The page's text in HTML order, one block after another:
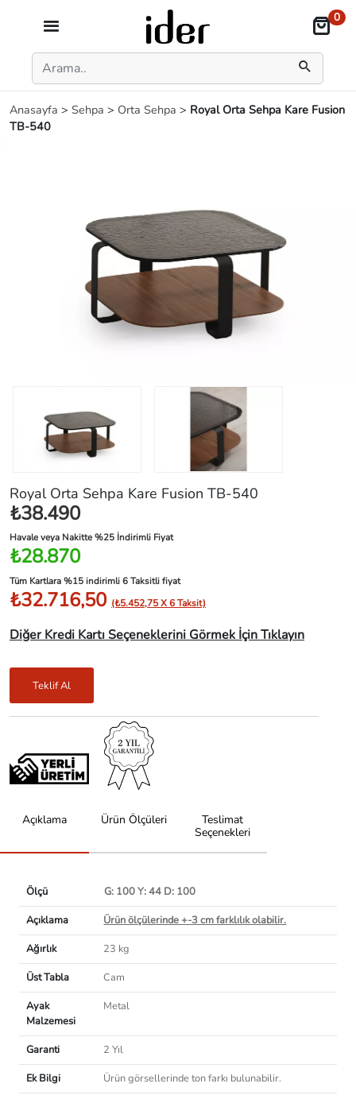
0
Anasayfa > Sehpa > Orta Sehpa > Royal Orta Sehpa Kare Fusion
TB-540
Royal Orta Sehpa Kare Fusion TB-540
₺38.490
Havale veya Nakitte %25 İndirimli Fiyat
₺28.870
Tüm Kartlara %15 indirimli 6 Taksitli fiyat
₺32.716,50 (₺5.452,75 X 6 Taksit)
Diğer Kredi Kartı Seçeneklerini Görmek İçin Tıklayın
Teklif Al
Açıklama Ürün Ölçüleri
Teslimat
Seçenekleri
Ölçü
G: 100 Y: 44 D: 100
Açıklama
Ürün ölçülerinde +-3 cm farklılık olabilir.
Ağırlık
23 kg
Üst Tabla
Cam
Ayak
Malzemesi
Metal
Garanti
2 Yıl
Ek Bilgi
Ürün görsellerinde ton farkı bulunabilir.